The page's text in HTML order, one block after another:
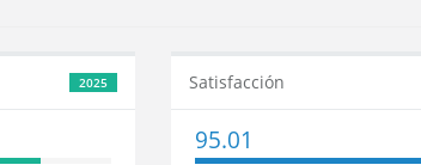
2025 Satisfacción
95.01